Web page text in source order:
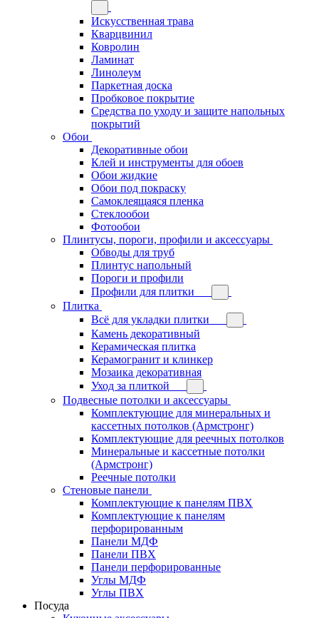
Искусственная трава
Кварцвинил
Ковролин
Ламинат
Линолеум
Паркетная доска
Пробковое покрытие
Средства по уходу и защите напольных
покрытий
Обои
Декоративные обои
Клей и инструменты для обоев
Обои жидкие
Обои под покраску
Самоклеящаяся пленка
Стеклообои
Фотообои
Плинтусы, пороги, профили и аксессуары
Обводы для труб
Плинтус напольный
Пороги и профили
Профили для плитки
Плитка
Всё для укладки плитки
Камень декоративный
Керамическая плитка
Керамогранит и клинкер
Мозаика декоративная
Уход за плиткой
Подвесные потолки и аксессуары
Комплектующие для минеральных и
кассетных потолков (Армстронг)
Комплектующие для реечных потолков
Минеральные и кассетные потолки
(Армстронг)
Реечные потолки
Стеновые панели
Комплектующие к панелям ПВХ
Комплектующие к панелям
перфорированным
Панели МДФ
Панели ПВХ
Панели перфорированные
Углы МДФ
Углы ПВХ
Посуда